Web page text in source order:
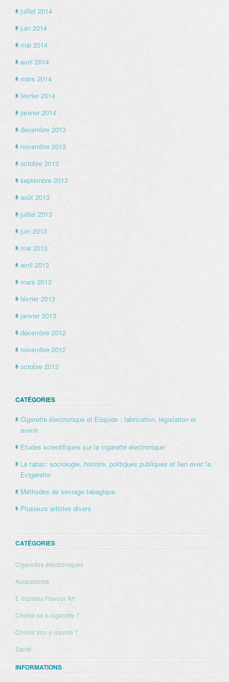
juillet 2014
juin 2014
mai 2014
avril 2014
mars 2014
février 2014
janvier 2014
décembre 2013
novembre 2013
octobre 2013
septembre 2013
août 2013
juillet 2013
juin 2013
mai 2013
avril 2013
mars 2013
février 2013
janvier 2013
décembre 2012
novembre 2012
octobre 2012
CATÉGORIES
Cigarette électronique et Eliquide : fabrication, législation et
avenir
Etudes scientifiques sur la cigarette électronique
Le tabac: sociologie, histoire, politiques publiques et lien avec la
Ecigarette
Méthodes de sevrage tabagique
Plusieurs articles divers
CATÉGORIES
Cigarettes électroniques
Accessoires
E-liquides Flavour Art
Choisir sa e-cigarette ?
Choisir son e-liquide ?
Santé
INFORMATIONS